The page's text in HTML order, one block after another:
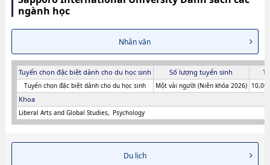
ngành học
Nhân văn
Tuyển chọn đặc biệt dành cho du học sinh Số lượng tuyển sinh
Tuyển chọn đặc biệt dành cho du học sinh Một vài người (Niên khóa 2026)
Khoa
Liberal Arts and Global Studies Psychology
Du lịch